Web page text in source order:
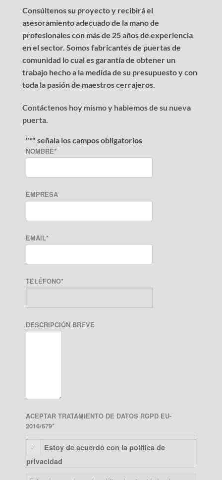
Consúltenos su proyecto y recibirá el
asesoramiento adecuado de la mano de
profesionales con más de 25 años de experiencia
en el sector. Somos fabricantes de puertas de
comunidad lo cual es garantía de obtener un
trabajo hecho a la medida de su presupuesto y con
toda la pasión de maestros cerrajeros.
Contáctenos hoy mismo y hablemos de su nueva
puerta.
"*" señala los campos obligatorios
NOMBRE*
EMPRESA
EMAIL*
TELÉFONO*
DESCRIPCIÓN BREVE
ACEPTAR TRATAMIENTO DE DATOS RGPD EU-
2016/679*
Estoy de acuerdo con la política de
privacidad